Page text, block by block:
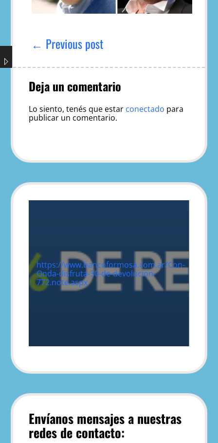
entradas
← Previous post
Deja un comentario
Lo siento, tenés que estar conectado para
publicar un comentario.
https://www.bancoformosa.com.ar/Con-
Onda-disfruta-30-de-devolucion-
772.note.aspx
Envíanos mensajes a nuestras
redes de contacto: